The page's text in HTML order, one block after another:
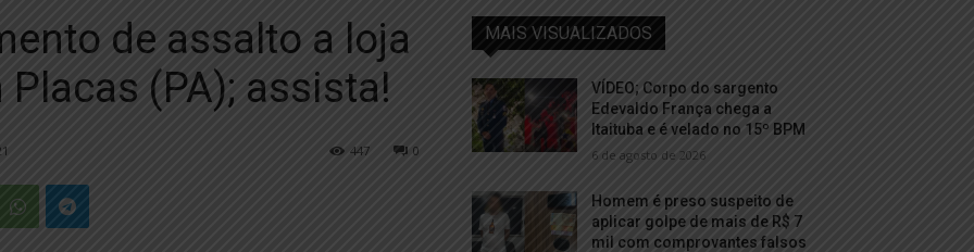
de assalto a loja
(PA); assista!
0
447
MAIS VISUALIZADOS
VÍDEO; Corpo do sargento
Edevaldo França chega a
Itaituba e é velado no 15º BPM
6 de agosto de 2026
Homem é preso suspeito de
aplicar golpe de mais de R$ 7
mil com comprovantes falsos